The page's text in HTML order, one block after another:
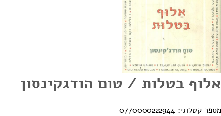
אלוף בטלות / טום הודגקינסון
מספר קטלוגי: 0770000222944